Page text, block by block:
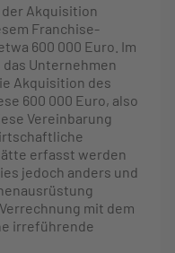
Akquisition
Franchise-
600 000 Euro. Im
Unternehmen
Akquisition des
600 000 Euro, also
Vereinbarung
erfasst werden
jedoch anders und
mit dem
irreführende